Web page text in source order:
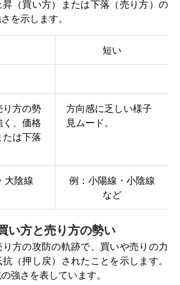
（買い方）または下落（売り方）の
を示します。
短い
り方の勢
く、価格
たは下落
方向感に乏しい様子
見ムード。
大陰線
例：小陽線・小陰線
など
い方と売り方の勢い
方の攻防の軌跡で、買いや売りの力
（押し戻）されたことを示します。
強さを表しています。